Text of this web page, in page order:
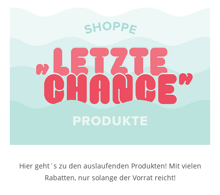
Hier geht´s zu den auslaufenden Produkten! Mit vielen
Rabatten, nur solange der Vorrat reicht!